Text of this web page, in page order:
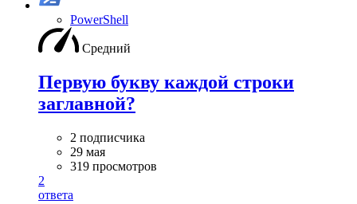
PowerShell
Средний
Первую букву каждой строки
заглавной?
2 подписчика
29 мая
319 просмотров
2
ответа